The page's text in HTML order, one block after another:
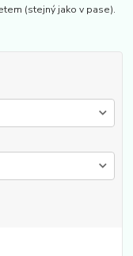
(stejný jako v pase).